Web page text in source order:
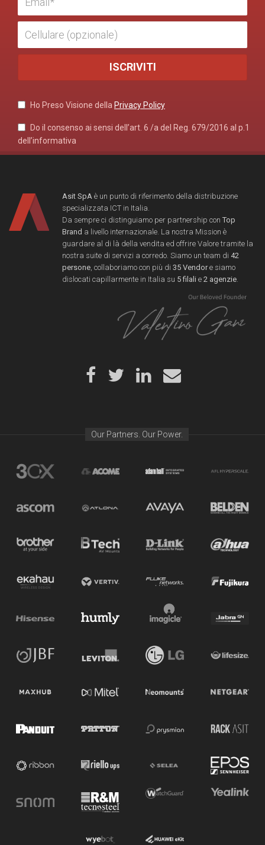
Ho Preso Visione della Privacy Policy
Do il consenso ai sensi dell’art. 6 /a del Reg. 679/2016 al p.1
dell’informativa
Asit SpA è un punto di riferimento della distribuzione
specializzata ICT in Italia.
Da sempre ci distinguiamo per partnership con Top
Brand a livello internazionale. La nostra Mission è
guardare al di là della vendita ed offrire Valore tramite la
nostra suite di servizi a corredo. Siamo un team di 42
persone , collaboriamo con più di 35 Vendore siamo
dislocati capillarmente in Italia su 5 filali e 2 agenzie